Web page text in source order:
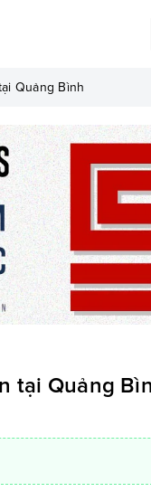
Quảng Bình
tại Quảng